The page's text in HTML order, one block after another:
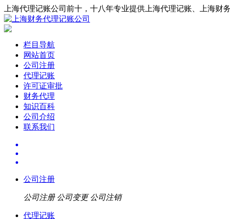
上海代理记账公司前十，十八年专业提供上海代理记账、上海财
栏目导航
网站首页
公司注册
代理记账
许可证审批
财务代理
知识百科
公司介绍
联系我们
公司注册
公司注册 公司变更 公司注销
代理记账